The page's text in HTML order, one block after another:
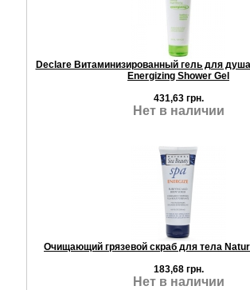
Declare Витаминизированный гель для
Energizing Shower Gel
431,63 грн.
Нет в наличии
Очищающий грязевой скраб для тела
183,68 грн.
Нет в наличии